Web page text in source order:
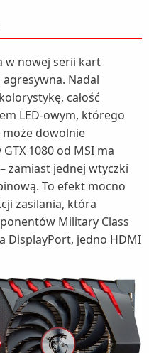
w nowej serii kart
Nadal
całość
LED-owym, którego
dowolnie
1080 od MSI ma
zamiast jednej wtyczki
To efekt mocno
zasilania, która
Military Class
DisplayPort, jedno HDMI